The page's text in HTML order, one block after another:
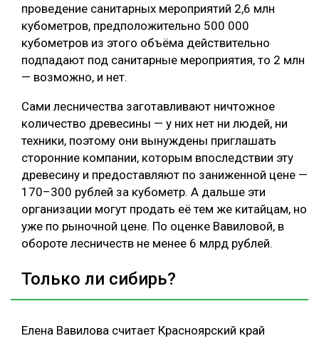
проведение санитарных мероприятий 2,6 млн
кубометров, предположительно 500 000
кубометров из этого объёма действительно
подпадают под санитарные мероприятия, то 2 млн
— возможно, и нет.
Сами лесничества заготавливают ничтожное
количество древесины — у них нет ни людей, ни
техники, поэтому они вынуждены приглашать
сторонние компании, которым впоследствии эту
древесину и предоставляют по заниженной цене —
170–300 рублей за кубометр. А дальше эти
организации могут продать её тем же китайцам, но
уже по рыночной цене. По оценке Вавиловой, в
обороте лесничеств не менее 6 млрд рублей.
Только ли сибирь?
Елена Вавилова считает Красноярский край